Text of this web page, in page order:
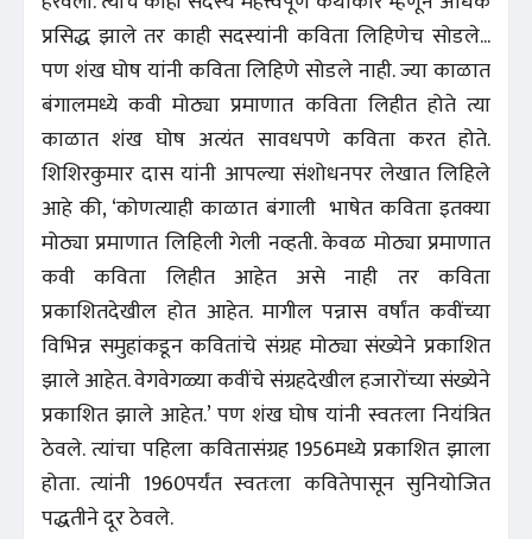
प्रसिद्ध झाले तर काही सदस्यांनी कविता लिहिणेच सोडले...
पण शंख घोष यांनी कविता लिहिणे सोडले नाही. ज्या काळात
बंगालमध्ये कवी मोठ्या प्रमाणात कविता लिहीत होते त्या
काळात शंख घोष अत्यंत सावधपणे कविता करत होते.
शिशिरकुमार दास यांनी आपल्या संशोधनपर लेखात लिहिले
आहे की, ‘कोणत्याही काळात बंगाली भाषेत कविता इतक्या
मोठ्या प्रमाणात लिहिली गेली नव्हती. केवळ मोठ्या प्रमाणात
कवी कविता लिहीत आहेत असे नाही तर कविता
प्रकाशितदेखील होत आहेत. मागील पन्नास वर्षांत कवींच्या
विभिन्न समुहांकडून कवितांचे संग्रह मोठ्या संख्येने प्रकाशित
झाले आहेत. वेगवेगळ्या कवींचे संग्रहदेखील हजारोंच्या संख्येने
प्रकाशित झाले आहेत.’ पण शंख घोष यांनी स्वतःला नियंत्रित
ठेवले. त्यांचा पहिला कवितासंग्रह 1956मध्ये प्रकाशित झाला
होता. त्यांनी 1960पर्यंत स्वतःला कवितेपासून सुनियोजित
पद्धतीने दूर ठेवले.